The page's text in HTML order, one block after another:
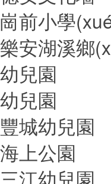
崗前小學
樂安湖溪鄉
幼兒園
幼兒園
豐城幼兒園
海上公園
三江幼兒園